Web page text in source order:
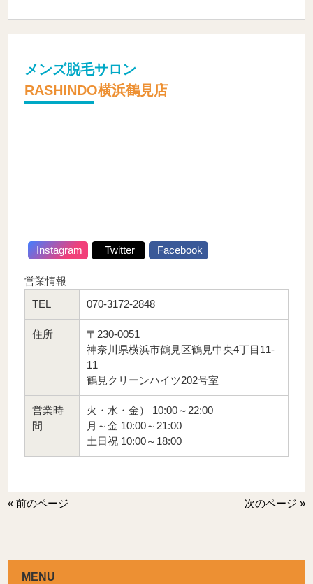
メンズ脱毛サロン
RASHINDO横浜鶴見店
Instagram Twitter Facebook
営業情報
TEL
070-3172-2848
住所
〒230-0051
神奈川県横浜市鶴見区鶴見中央4丁目11-
11
鶴見クリーンハイツ202号室
営業時
間
火・水・金） 10:00～22:00
月～金 10:00～21:00
土日祝 10:00～18:00
« 前のページ 次のページ »
MENU